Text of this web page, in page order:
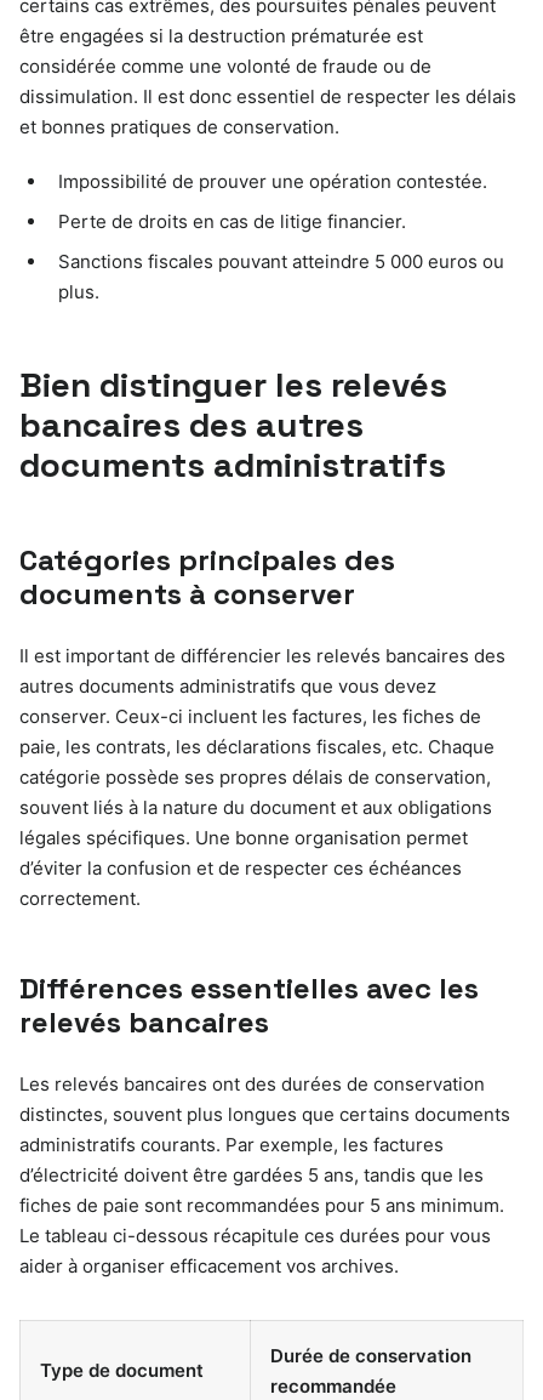
certains cas extrêmes, des poursuites pénales peuvent
être engagées si la destruction prématurée est
considérée comme une volonté de fraude ou de
dissimulation. Il est donc essentiel de respecter les délais
et bonnes pratiques de conservation.
Impossibilité de prouver une opération contestée.
Perte de droits en cas de litige financier.
Sanctions fiscales pouvant atteindre 5 000 euros ou
plus.
Bien distinguer les relevés
bancaires des autres
documents administratifs
Catégories principales des
documents à conserver
Il est important de différencier les relevés bancaires des
autres documents administratifs que vous devez
conserver. Ceux-ci incluent les factures, les fiches de
paie, les contrats, les déclarations fiscales, etc. Chaque
catégorie possède ses propres délais de conservation,
souvent liés à la nature du document et aux obligations
légales spécifiques. Une bonne organisation permet
d’éviter la confusion et de respecter ces échéances
correctement.
Différences essentielles avec les
relevés bancaires
Les relevés bancaires ont des durées de conservation
distinctes, souvent plus longues que certains documents
administratifs courants. Par exemple, les factures
d’électricité doivent être gardées 5 ans, tandis que les
fiches de paie sont recommandées pour 5 ans minimum.
Le tableau ci-dessous récapitule ces durées pour vous
aider à organiser efficacement vos archives.
Type de document
Durée de conservation
recommandée